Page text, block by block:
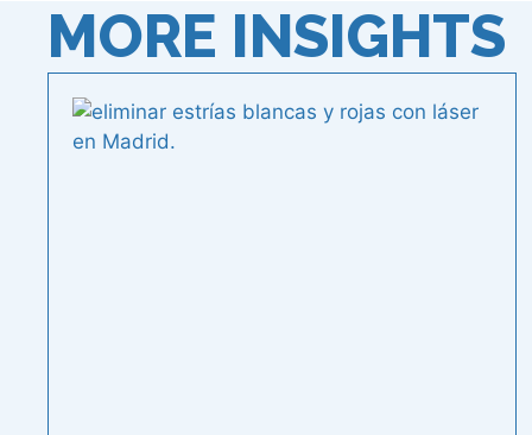
MORE INSIGHTS